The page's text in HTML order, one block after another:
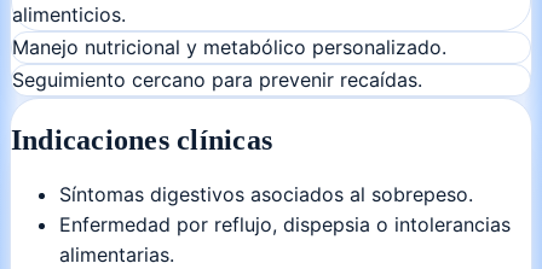
alimenticios.
Manejo nutricional y metabólico personalizado.
Seguimiento cercano para prevenir recaídas.
Indicaciones clínicas
Síntomas digestivos asociados al sobrepeso.
Enfermedad por reflujo, dispepsia o intolerancias
alimentarias.